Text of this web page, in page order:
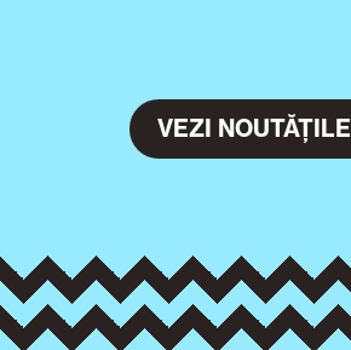
VEZI NOUTĂȚILE